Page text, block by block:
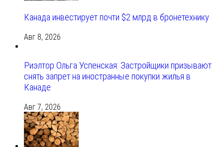
Канада инвестирует почти $2 млрд в бронетехнику
Авг 8, 2026
Риэлтор Ольга Успенская: Застройщики призывают
снять запрет на иностранные покупки жилья в
Канаде
Авг 7, 2026